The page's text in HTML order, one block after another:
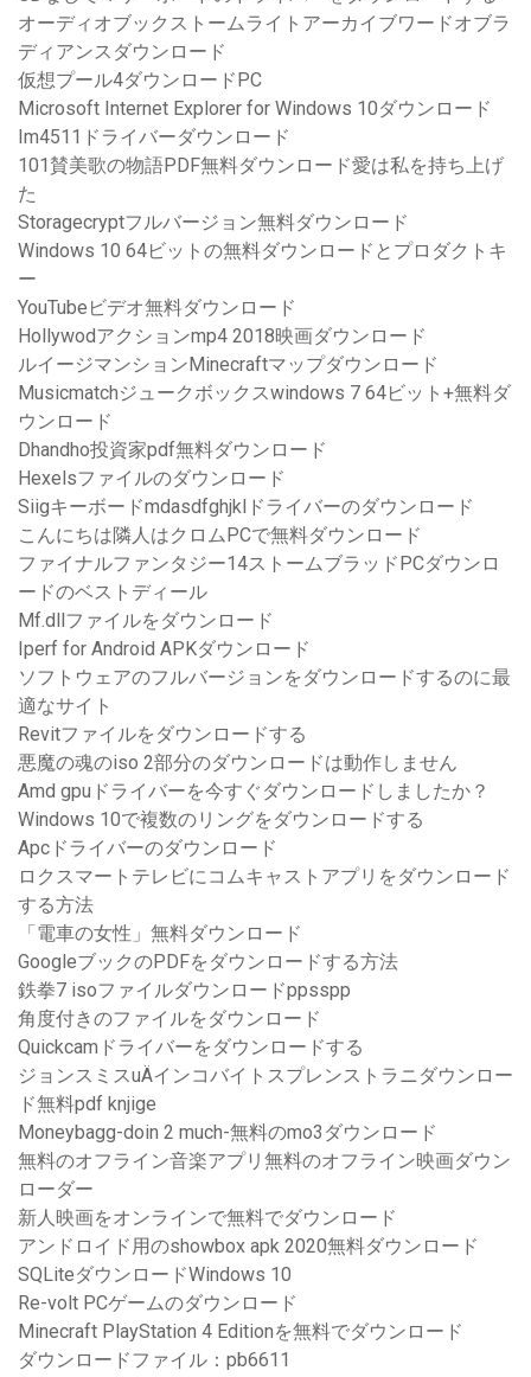
オーディオブックストームライトアーカイブワードオブラ
ディアンスダウンロード
仮想プール4ダウンロードPC
Microsoft Internet Explorer for Windows 10ダウンロード
Im4511ドライバーダウンロード
101賛美歌の物語PDF無料ダウンロード愛は私を持ち上げ
た
Storagecryptフルバージョン無料ダウンロード
Windows 10 64ビットの無料ダウンロードとプロダクトキ
ー
YouTubeビデオ無料ダウンロード
Hollywodアクションmp4 2018映画ダウンロード
ルイージマンションMinecraftマップダウンロード
Musicmatchジュークボックスwindows 7 64ビット+無料ダ
ウンロード
Dhandho投資家pdf無料ダウンロード
Hexelsファイルのダウンロード
Siigキーボードmdasdfghjklドライバーのダウンロード
こんにちは隣人はクロムPCで無料ダウンロード
ファイナルファンタジー14ストームブラッドPCダウンロ
ードのベストディール
Mf.dllファイルをダウンロード
Iperf for Android APKダウンロード
ソフトウェアのフルバージョンをダウンロードするのに最
適なサイト
Revitファイルをダウンロードする
悪魔の魂のiso 2部分のダウンロードは動作しません
Amd gpuドライバーを今すぐダウンロードしましたか？
Windows 10で複数のリングをダウンロードする
Apcドライバーのダウンロード
ロクスマートテレビにコムキャストアプリをダウンロード
する方法
「電車の女性」無料ダウンロード
GoogleブックのPDFをダウンロードする方法
鉄拳7 isoファイルダウンロードppsspp
角度付きのファイルをダウンロード
Quickcamドライバーをダウンロードする
ジョンスミスuÄインコバイトスプレンストラニダウンロー
ド無料pdf knjige
Moneybagg-doin 2 much-無料のmo3ダウンロード
無料のオフライン音楽アプリ無料のオフライン映画ダウン
ローダー
新人映画をオンラインで無料でダウンロード
アンドロイド用のshowbox apk 2020無料ダウンロード
SQLiteダウンロードWindows 10
Re-volt PCゲームのダウンロード
Minecraft PlayStation 4 Editionを無料でダウンロード
ダウンロードファイル：pb6611